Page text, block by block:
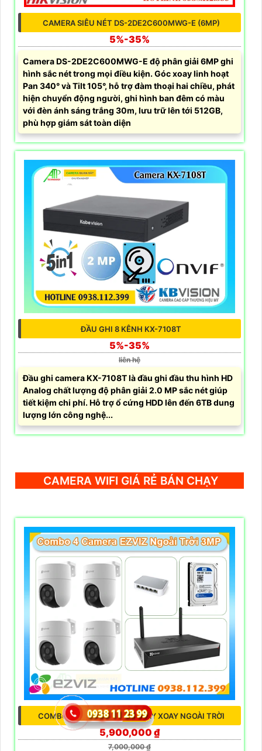
CAMERA SIÊU NÉT DS-2DE2C600MWG-E (6MP)
5%-35%
Camera DS-2DE2C600MWG-E độ phân giải 6MP ghi
hình sắc nét trong mọi điều kiện. Góc xoay linh hoạt
Pan 340° và Tilt 105°, hỗ trợ đàm thoại hai chiều, phát
hiện chuyển động người, ghi hình ban đêm có màu
với đèn ánh sáng trắng 30m, lưu trữ lên tới 512GB,
phù hợp giám sát toàn diện
ĐẦU GHI 8 KÊNH KX-7108T
5%-35%
liên hệ
Đầu ghi camera KX-7108T là đầu ghi đầu thu hình HD
Analog chất lượng độ phân giải 2.0 MP sắc nét giúp
tiết kiệm chi phí. Hỗ trợ ổ cứng HDD lên đến 6TB dung
lượng lớn công nghệ...
CAMERA WIFI GIÁ RẺ BÁN CHẠY
COMBO 4 CAMERA EZVIZ QUAY XOAY NGOÀI TRỜI
5,900,000 ₫
7,000,000 ₫